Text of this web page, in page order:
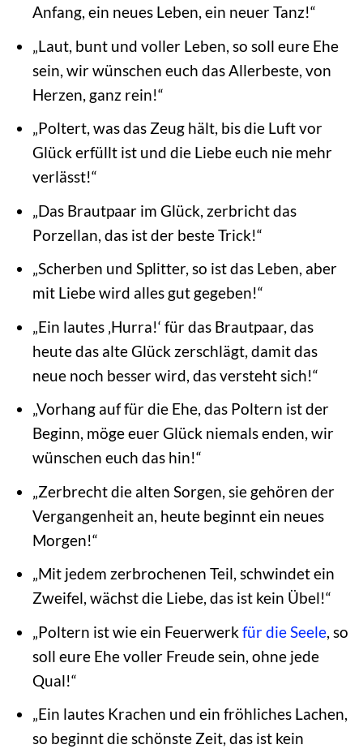
Anfang, ein neues Leben, ein neuer Tanz!“
„Laut, bunt und voller Leben, so soll eure Ehe
sein, wir wünschen euch das Allerbeste, von
Herzen, ganz rein!“
„Poltert, was das Zeug hält, bis die Luft vor
Glück erfüllt ist und die Liebe euch nie mehr
verlässt!“
„Das Brautpaar im Glück, zerbricht das
Porzellan, das ist der beste Trick!“
„Scherben und Splitter, so ist das Leben, aber
mit Liebe wird alles gut gegeben!“
„Ein lautes ‚Hurra!‘ für das Brautpaar, das
heute das alte Glück zerschlägt, damit das
neue noch besser wird, das versteht sich!“
„Vorhang auf für die Ehe, das Poltern ist der
Beginn, möge euer Glück niemals enden, wir
wünschen euch das hin!“
„Zerbrecht die alten Sorgen, sie gehören der
Vergangenheit an, heute beginnt ein neues
Morgen!“
„Mit jedem zerbrochenen Teil, schwindet ein
Zweifel, wächst die Liebe, das ist kein Übel!“
„Poltern ist wie ein Feuerwerkfür die Seele, so
soll eure Ehe voller Freude sein, ohne jede
Qual!“
„Ein lautes Krachen und ein fröhliches Lachen,
so beginnt die schönste Zeit, das ist kein